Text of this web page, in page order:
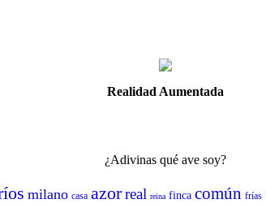
Realidad Aumentada
¿Adivinas qué ave soy?
milano casa azorreal reina finca común frías